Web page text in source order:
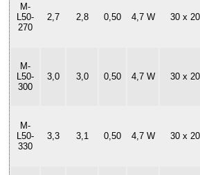
M-
L50-
270
2,7 2,8 0,50 4,7 W 30 x 20
M-
L50-
300
3,0 3,0 0,50 4,7 W 30 x 20
M-
L50-
330
3,3 3,1 0,50 4,7 W 30 x 20